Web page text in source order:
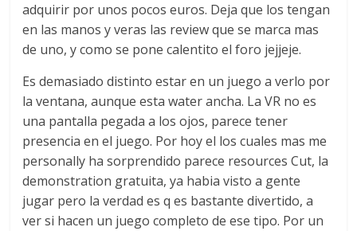
adquirir por unos pocos euros. Deja que los tengan
en las manos y veras las review que se marca mas
de uno, y como se pone calentito el foro jejjeje.
Es demasiado distinto estar en un juego a verlo por
la ventana, aunque esta water ancha. La VR no es
una pantalla pegada a los ojos, parece tener
presencia en el juego. Por hoy el los cuales mas me
personally ha sorprendido parece resources Cut, la
demonstration gratuita, ya habia visto a gente
jugar pero la verdad es q es bastante divertido, a
ver si hacen un juego completo de ese tipo. Por un